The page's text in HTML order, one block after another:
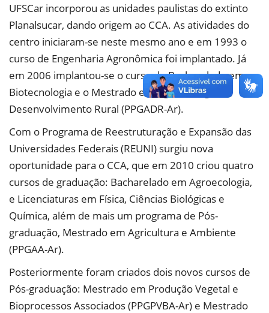
UFSCar incorporou as unidades paulistas do extinto
Planalsucar, dando origem ao CCA. As atividades do
centro iniciaram-se neste mesmo ano e em 1993 o
curso de Engenharia Agronômica foi implantado. Já
em 2006 implantou-se o curso de Bacharelado em
Biotecnologia e o Mestrado em Agroecologia e
Desenvolvimento Rural (PPGADR-Ar).
Com o Programa de Reestruturação e Expansão das
Universidades Federais (REUNI) surgiu nova
oportunidade para o CCA, que em 2010 criou quatro
cursos de graduação: Bacharelado em Agroecologia,
e Licenciaturas em Física, Ciências Biológicas e
Química, além de mais um programa de Pós-
graduação, Mestrado em Agricultura e Ambiente
(PPGAA-Ar).
Posteriormente foram criados dois novos cursos de
Pós-graduação: Mestrado em Produção Vegetal e
Bioprocessos Associados (PPGPVBA-Ar) e Mestrado